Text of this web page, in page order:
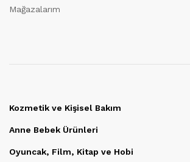
Mağazalarım
Kozmetik ve Kişisel Bakım
Anne Bebek Ürünleri
Oyuncak, Film, Kitap ve Hobi